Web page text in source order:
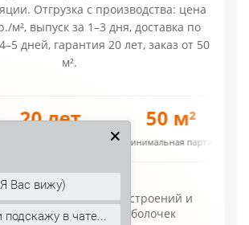
Отгрузка с производства: цена
м², выпуск за 1–3 дня, доставка по
дней, гарантия 20 лет, заказ от 50
м².
р. 1–3 дня
срок выпуска
4–5
доставка по спб/
40 мм для сезонных строений и
кровельных оболочек
Вас вижу)
в чате...